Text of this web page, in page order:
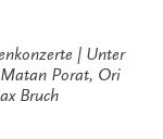
Unter
Matan Porat, Ori
Bruch